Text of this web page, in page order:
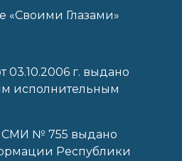
«Своими Глазами»
03.10.2006 г. выдано
исполнительным
СМИ № 755 выдано
Республики